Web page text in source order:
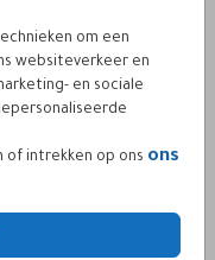
om een
websiteverkeer en
en sociale
of intrekken op ons ons
categorie laten
een unieke plek
of een typisch
stijl
uitstraling op